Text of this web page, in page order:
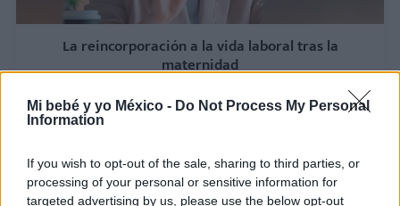
Mi bebé y yo México - Do Not Process My Personal
Information
If you wish to opt-out of the sale, sharing to third parties, or
processing of your personal or sensitive information for
targeted advertising by us, please use the below opt-out
La reincorporación a la vida laboral tras la
maternidad